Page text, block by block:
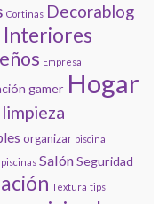
Cortinas Decorablog
Interiores
Empresa
gamer Hogar
limpieza
organizar piscina
SalónSeguridad
Textura tips